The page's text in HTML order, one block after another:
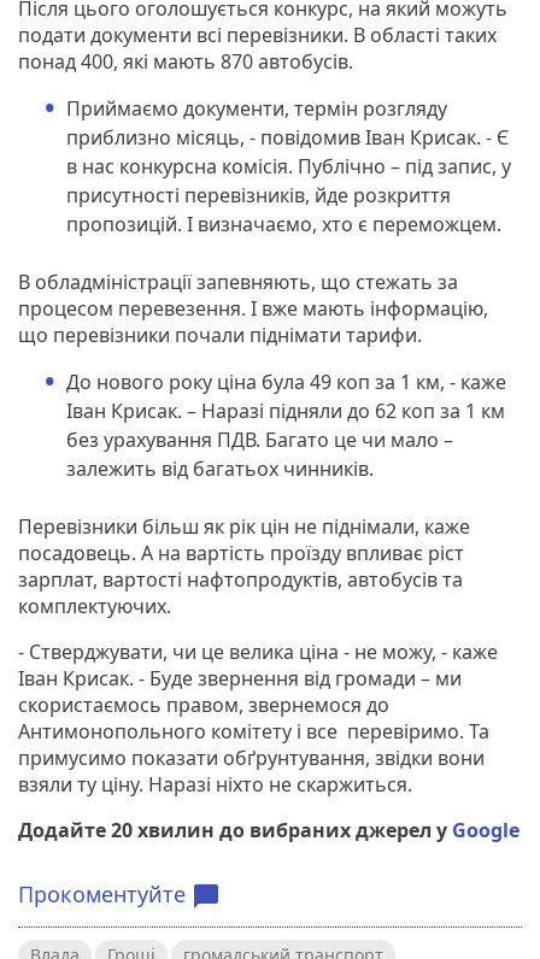
Після цього оголошується конкурс, на який можуть
подати документи всі перевізники. В області таких
понад 400, які мають 870 автобусів.
Приймаємо документи, термін розгляду
приблизно місяць, - повідомив Іван Крисак. - Є
в нас конкурсна комісія. Публічно – під запис, у
присутності перевізників, йде розкриття
пропозицій. І визначаємо, хто є переможцем.
В обладміністрації запевняють, що стежать за
процесом перевезення. І вже мають інформацію,
що перевізники почали піднімати тарифи.
До нового року ціна була 49 коп за 1 км, - каже
Іван Крисак. – Наразі підняли до 62 коп за 1 км
без урахування ПДВ. Багато це чи мало –
залежить від багатьох чинників.
Перевізники більш як рік цін не піднімали, каже
посадовець. А на вартість проїзду впливає ріст
зарплат, вартості нафтопродуктів, автобусів та
комплектуючих.
- Стверджувати, чи це велика ціна - не можу, - каже
Іван Крисак. - Буде звернення від громади – ми
скористаємось правом, звернемося до
Антимонопольного комітету і все перевіримо. Та
примусимо показати обґрунтування, звідки вони
взяли ту ціну. Наразі ніхто не скаржиться.
Додайте 20 хвилин до вибраних джерел у Google
Прокоментуйте chat_bubble
Влада Гроші громадський транспорт